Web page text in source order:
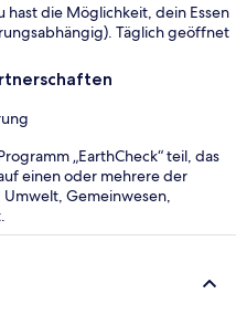
hast die Möglichkeit, dein Essen
Täglich geöffnet
„EarthCheck“ teil, das
einen oder mehrere der
Gemeinwesen,